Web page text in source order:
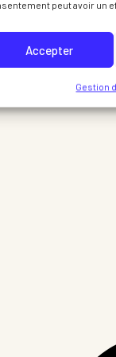
peut avoir un
Accepter
Gestion